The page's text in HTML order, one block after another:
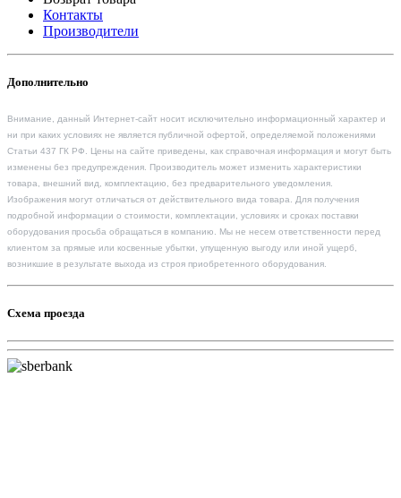
Контакты
Производители
Дополнительно
Внимание, данный Интернет-сайт носит исключительно информационный характер и
ни при каких условиях не является публичной офертой, определяемой положениями
Статьи 437 ГК РФ. Цены на сайте приведены, как справочная информация и могут быть
изменены без предупреждения. Производитель может изменить характеристики
товара, внешний вид, комплектацию, без предварительного уведомления.
Изображения могут отличаться от действительного вида товара. Для получения
подробной информации о стоимости, комплектации, условиях и сроках поставки
оборудования просьба обращаться в компанию. Мы не несем ответственности перед
клиентом за прямые или косвенные убытки, упущенную выгоду или иной ущерб,
возникшие в результате выхода из строя приобретенного оборудования.
Схема проезда